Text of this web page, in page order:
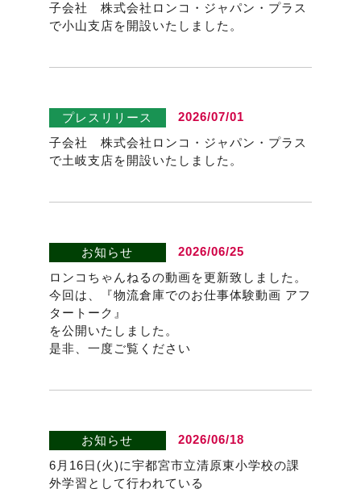
子会社 株式会社ロンコ・ジャパン・プラス
で小山支店を開設いたしました。
プレスリリース
2026/07/01
子会社 株式会社ロンコ・ジャパン・プラス
で土岐支店を開設いたしました。
お知らせ
2026/06/25
ロンコちゃんねるの動画を更新致しました。
今回は、『物流倉庫でのお仕事体験動画 アフ
タートーク』
を公開いたしました。
是非、一度ご覧ください
お知らせ
2026/06/18
6月16日(火)に宇都宮市立清原東小学校の課
外学習として行われている